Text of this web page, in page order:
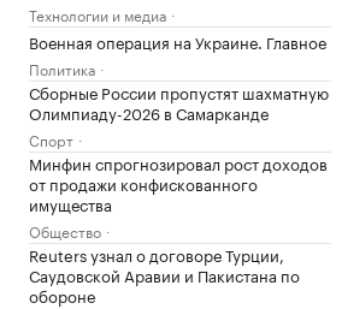
Технологии и медиа
Военная операция на Украине. Главное
Политика
Сборные России пропустят шахматную
Олимпиаду-2026 в Самарканде
Спорт
Минфин спрогнозировал рост доходов
от продажи конфискованного
имущества
Общество
Reuters узнал о договоре Турции,
Саудовской Аравии и Пакистана по
обороне